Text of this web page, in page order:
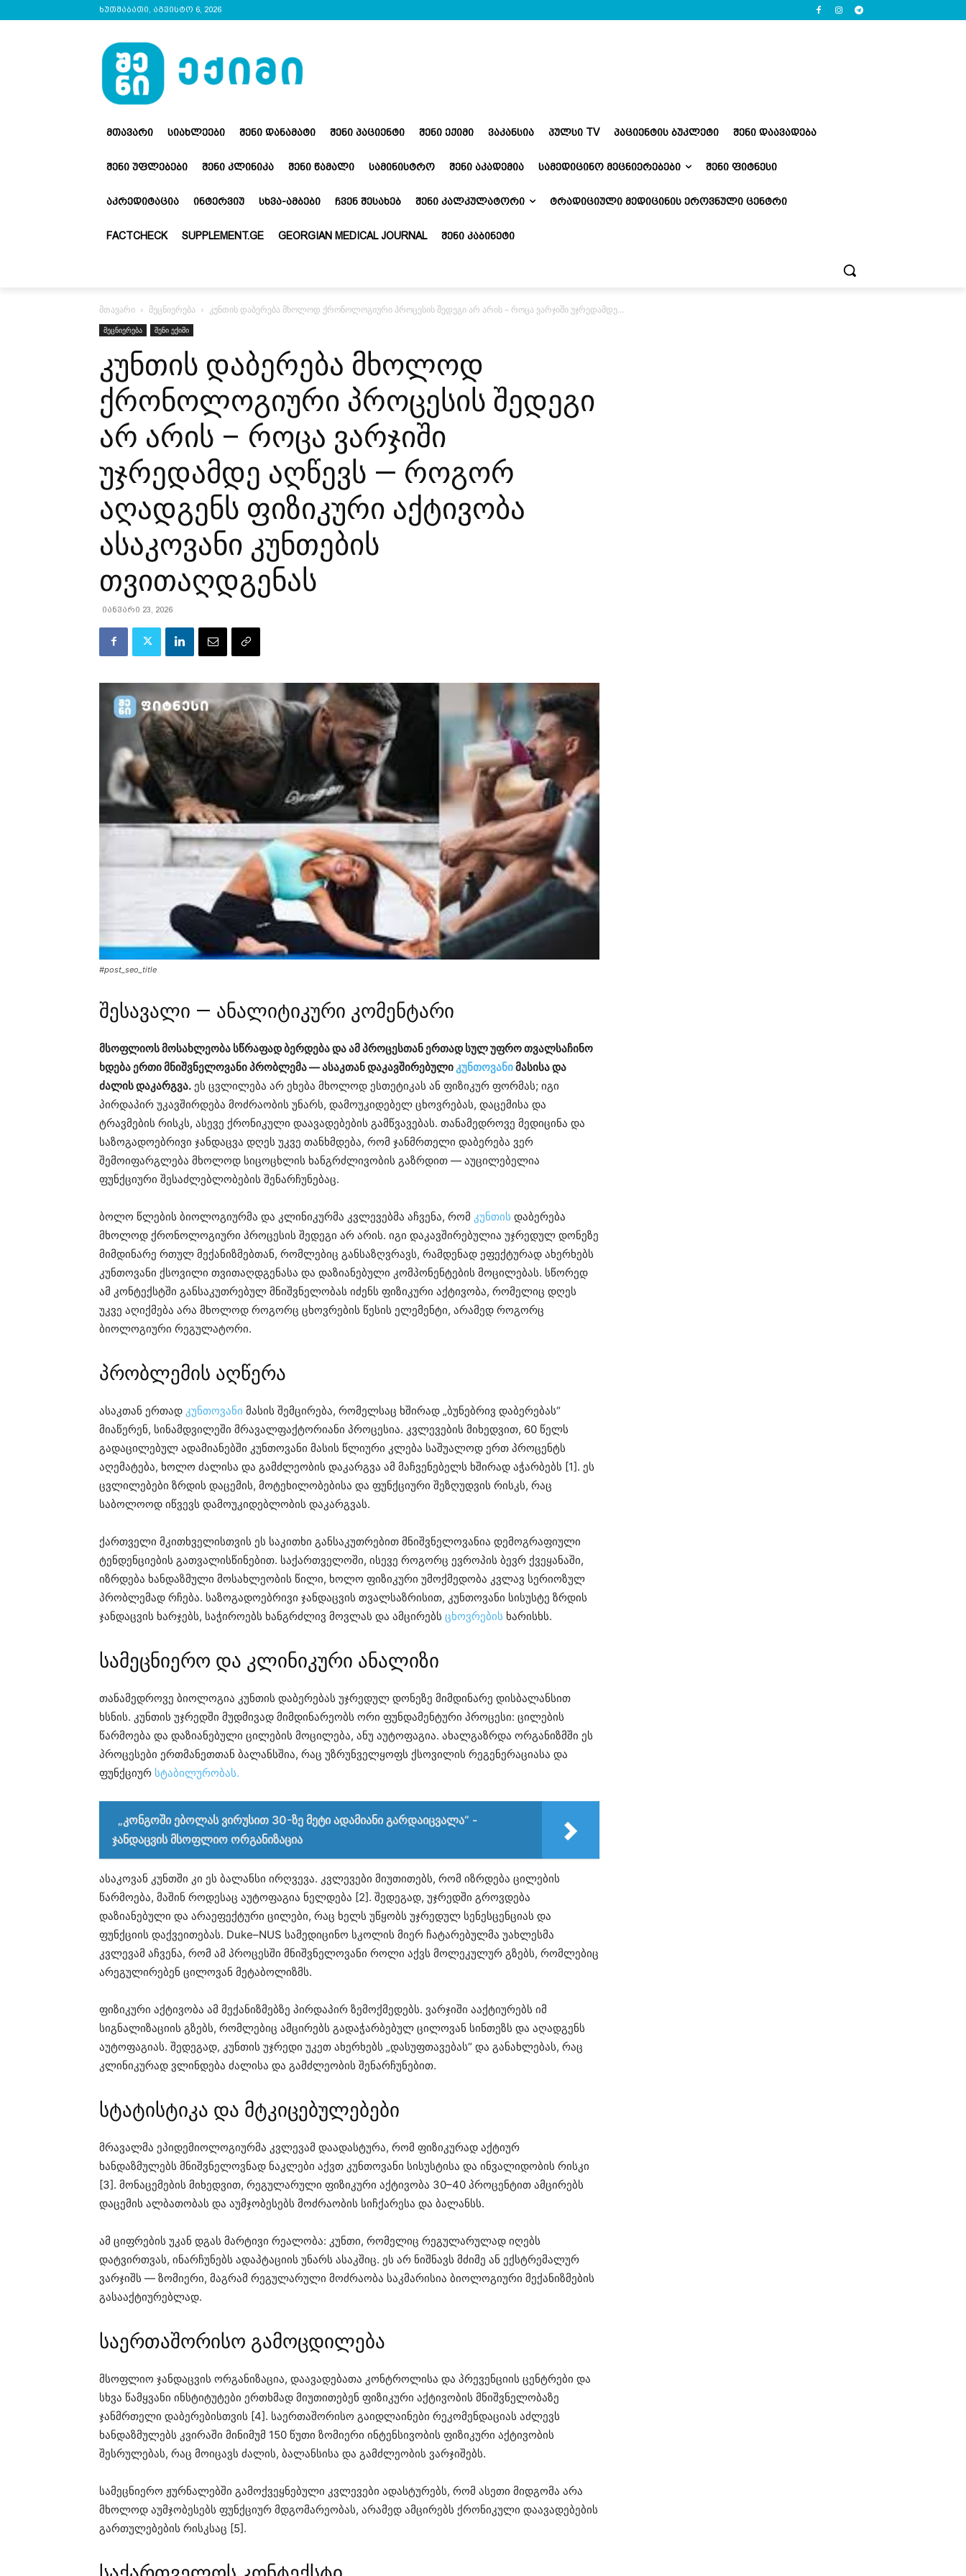
ხუთშაბათი, აგვისტო 6, 2026
ᲛᲗᲐᲕᲐᲠᲘ ᲡᲘᲐᲮᲚᲔᲔᲑᲘ ᲨᲔᲜᲘ ᲓᲐᲜᲐᲛᲐᲢᲘ ᲨᲔᲜᲘ ᲞᲐᲪᲘᲔᲜᲢᲘ ᲨᲔᲜᲘ ᲔᲥᲘᲛᲘ ᲕᲐᲙᲐᲜᲡᲘᲐ ᲞᲣᲚᲡᲘ TV ᲞᲐᲪᲘᲔᲜᲢᲘᲡ ᲑᲣᲙᲚᲔᲢᲘ ᲨᲔᲜᲘ ᲓᲐᲐᲕᲐᲓᲔᲑᲐ
ᲨᲔᲜᲘ ᲣᲤᲚᲔᲑᲔᲑᲘ ᲨᲔᲜᲘ ᲙᲚᲘᲜᲘᲙᲐ ᲨᲔᲜᲘ ᲬᲐᲛᲐᲚᲘ ᲡᲐᲛᲘᲜᲘᲡᲢᲠᲝ ᲨᲔᲜᲘ ᲐᲙᲐᲓᲔᲛᲘᲐ ᲡᲐᲛᲔᲓᲘᲪᲘᲜᲝ ᲛᲔᲪᲜᲘᲔᲠᲔᲑᲔᲑᲘ ᲨᲔᲜᲘ ᲤᲘᲢᲜᲔᲡᲘ
ᲐᲙᲠᲔᲓᲘᲢᲐᲪᲘᲐ ᲘᲜᲢᲔᲠᲕᲘᲣ ᲡᲮᲕᲐ-ᲐᲛᲑᲔᲑᲘ ᲩᲕᲔᲜ ᲨᲔᲡᲐᲮᲔᲑ ᲨᲔᲜᲘ ᲙᲐᲚᲙᲣᲚᲐᲢᲝᲠᲘ ᲢᲠᲐᲓᲘᲪᲘᲣᲚᲘ ᲛᲔᲓᲘᲪᲘᲜᲘᲡ ᲔᲠᲝᲕᲜᲣᲚᲘ ᲪᲔᲜᲢᲠᲘ
FACTCHECK SUPPLEMENT.GE GEORGIAN MEDICAL JOURNAL ᲨᲔᲜᲘ ᲙᲐᲑᲘᲜᲔᲢᲘ
მთავარი მეცნიერება კუნთის დაბერება მხოლოდ ქრონოლოგიური პროცესის შედეგი არ არის – როცა ვარჯიში უჯრედამდე...
მეცნიერება შენი ექიმი
კუნთის დაბერება მხოლოდ
ქრონოლოგიური პროცესის შედეგი
არ არის – როცა ვარჯიში
უჯრედამდე აღწევს — როგორ
აღადგენს ფიზიკური აქტივობა
ასაკოვანი კუნთების
თვითაღდგენას
იანვარი 23, 2026
#post_seo_title
შესავალი — ანალიტიკური კომენტარი
მსოფლიოს მოსახლეობა სწრაფად ბერდება და ამ პროცესთან ერთად სულ უფრო თვალსაჩინო
ხდება ერთი მნიშვნელოვანი პრობლემა — ასაკთან დაკავშირებული კუნთოვანიმასისა და
ძალის დაკარგვა. ეს ცვლილება არ ეხება მხოლოდ ესთეტიკას ან ფიზიკურ ფორმას; იგი
პირდაპირ უკავშირდება მოძრაობის უნარს, დამოუკიდებელ ცხოვრებას, დაცემისა და
ტრავმების რისკს, ასევე ქრონიკული დაავადებების გამწვავებას. თანამედროვე მედიცინა და
საზოგადოებრივი ჯანდაცვა დღეს უკვე თანხმდება, რომ ჯანმრთელი დაბერება ვერ
შემოიფარგლება მხოლოდ სიცოცხლის ხანგრძლივობის გაზრდით — აუცილებელია
ფუნქციური შესაძლებლობების შენარჩუნებაც.
ბოლო წლების ბიოლოგიურმა და კლინიკურმა კვლევებმა აჩვენა, რომ კუნთის დაბერება
მხოლოდ ქრონოლოგიური პროცესის შედეგი არ არის. იგი დაკავშირებულია უჯრედულ დონეზე
მიმდინარე რთულ მექანიზმებთან, რომლებიც განსაზღვრავს, რამდენად ეფექტურად ახერხებს
კუნთოვანი ქსოვილი თვითაღდგენასა და დაზიანებული კომპონენტების მოცილებას. სწორედ
ამ კონტექსტში განსაკუთრებულ მნიშვნელობას იძენს ფიზიკური აქტივობა, რომელიც დღეს
უკვე აღიქმება არა მხოლოდ როგორც ცხოვრების წესის ელემენტი, არამედ როგორც
ბიოლოგიური რეგულატორი.
პრობლემის აღწერა
ასაკთან ერთად კუნთოვანი მასის შემცირება, რომელსაც ხშირად „ბუნებრივ დაბერებას“
მიაწერენ, სინამდვილეში მრავალფაქტორიანი პროცესია. კვლევების მიხედვით, 60 წელს
გადაცილებულ ადამიანებში კუნთოვანი მასის წლიური კლება საშუალოდ ერთ პროცენტს
აღემატება, ხოლო ძალისა და გამძლეობის დაკარგვა ამ მაჩვენებელს ხშირად აჭარბებს [1]. ეს
ცვლილებები ზრდის დაცემის, მოტეხილობებისა და ფუნქციური შეზღუდვის რისკს, რაც
საბოლოოდ იწვევს დამოუკიდებლობის დაკარგვას.
ქართველი მკითხველისთვის ეს საკითხი განსაკუთრებით მნიშვნელოვანია დემოგრაფიული
ტენდენციების გათვალისწინებით. საქართველოში, ისევე როგორც ევროპის ბევრ ქვეყანაში,
იზრდება ხანდაზმული მოსახლეობის წილი, ხოლო ფიზიკური უმოქმედობა კვლავ სერიოზულ
პრობლემად რჩება. საზოგადოებრივი ჯანდაცვის თვალსაზრისით, კუნთოვანი სისუსტე ზრდის
ჯანდაცვის ხარჯებს, საჭიროებს ხანგრძლივ მოვლას და ამცირებს ცხოვრების ხარისხს.
სამეცნიერო და კლინიკური ანალიზი
თანამედროვე ბიოლოგია კუნთის დაბერებას უჯრედულ დონეზე მიმდინარე დისბალანსით
ხსნის. კუნთის უჯრედში მუდმივად მიმდინარეობს ორი ფუნდამენტური პროცესი: ცილების
წარმოება და დაზიანებული ცილების მოცილება, ანუ აუტოფაგია. ახალგაზრდა ორგანიზმში ეს
პროცესები ერთმანეთთან ბალანსშია, რაც უზრუნველყოფს ქსოვილის რეგენერაციასა და
ფუნქციურ სტაბილურობას.
„კონგოში ებოლას ვირუსით 30-ზე მეტი ადამიანი გარდაიცვალა“ -
ჯანდაცვის მსოფლიო ორგანიზაცია
ასაკოვან კუნთში კი ეს ბალანსი ირღვევა. კვლევები მიუთითებს, რომ იზრდება ცილების
წარმოება, მაშინ როდესაც აუტოფაგია ნელდება [2]. შედეგად, უჯრედში გროვდება
დაზიანებული და არაეფექტური ცილები, რაც ხელს უწყობს უჯრედულ სენესცენციას და
ფუნქციის დაქვეითებას. Duke–NUS სამედიცინო სკოლის მიერ ჩატარებულმა უახლესმა
კვლევამ აჩვენა, რომ ამ პროცესში მნიშვნელოვანი როლი აქვს მოლეკულურ გზებს, რომლებიც
არეგულირებენ ცილოვან მეტაბოლიზმს.
ფიზიკური აქტივობა ამ მექანიზმებზე პირდაპირ ზემოქმედებს. ვარჯიში ააქტიურებს იმ
სიგნალიზაციის გზებს, რომლებიც ამცირებს გადაჭარბებულ ცილოვან სინთეზს და აღადგენს
აუტოფაგიას. შედეგად, კუნთის უჯრედი უკეთ ახერხებს „დასუფთავებას“ და განახლებას, რაც
კლინიკურად ვლინდება ძალისა და გამძლეობის შენარჩუნებით.
სტატისტიკა და მტკიცებულებები
მრავალმა ეპიდემიოლოგიურმა კვლევამ დაადასტურა, რომ ფიზიკურად აქტიურ
ხანდაზმულებს მნიშვნელოვნად ნაკლები აქვთ კუნთოვანი სისუსტისა და ინვალიდობის რისკი
[3]. მონაცემების მიხედვით, რეგულარული ფიზიკური აქტივობა 30–40 პროცენტით ამცირებს
დაცემის ალბათობას და აუმჯობესებს მოძრაობის სიჩქარესა და ბალანსს.
ამ ციფრების უკან დგას მარტივი რეალობა: კუნთი, რომელიც რეგულარულად იღებს
დატვირთვას, ინარჩუნებს ადაპტაციის უნარს ასაკშიც. ეს არ ნიშნავს მძიმე ან ექსტრემალურ
ვარჯიშს — ზომიერი, მაგრამ რეგულარული მოძრაობა საკმარისია ბიოლოგიური მექანიზმების
გასააქტიურებლად.
საერთაშორისო გამოცდილება
მსოფლიო ჯანდაცვის ორგანიზაცია, დაავადებათა კონტროლისა და პრევენციის ცენტრები და
სხვა წამყვანი ინსტიტუტები ერთხმად მიუთითებენ ფიზიკური აქტივობის მნიშვნელობაზე
ჯანმრთელი დაბერებისთვის [4]. საერთაშორისო გაიდლაინები რეკომენდაციას აძლევს
ხანდაზმულებს კვირაში მინიმუმ 150 წუთი ზომიერი ინტენსივობის ფიზიკური აქტივობის
შესრულებას, რაც მოიცავს ძალის, ბალანსისა და გამძლეობის ვარჯიშებს.
სამეცნიერო ჟურნალებში გამოქვეყნებული კვლევები ადასტურებს, რომ ასეთი მიდგომა არა
მხოლოდ აუმჯობესებს ფუნქციურ მდგომარეობას, არამედ ამცირებს ქრონიკული დაავადებების
გართულებების რისკსაც [5].